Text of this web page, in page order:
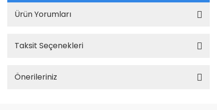
Ürün Yorumları
Taksit Seçenekleri
Önerileriniz